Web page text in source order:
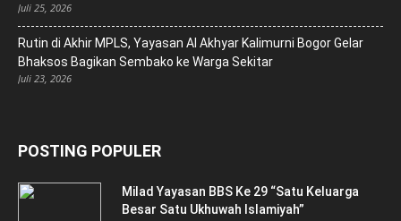
Juli 25, 2026
Rutin di Akhir MPLS, Yayasan Al Akhyar Kalimurni Bogor Gelar
Bhaksos Bagikan Sembako ke Warga Sekitar
Juli 23, 2026
POSTING POPULER
Milad Yayasan BBS Ke 29 “Satu Keluarga
Besar Satu Ukhuwah Islamiyah”